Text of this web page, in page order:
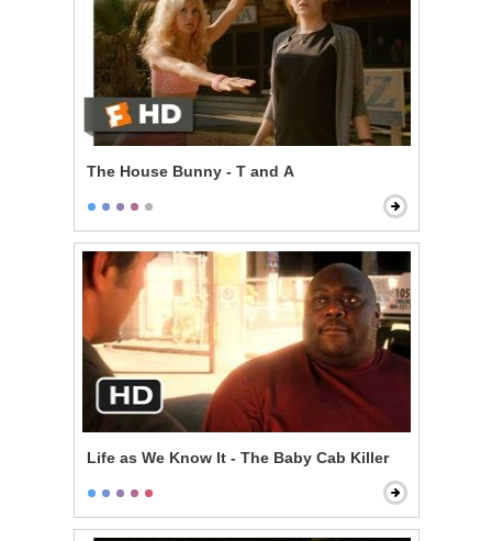
The House Bunny - T and A
Life as We Know It - The Baby Cab Killer